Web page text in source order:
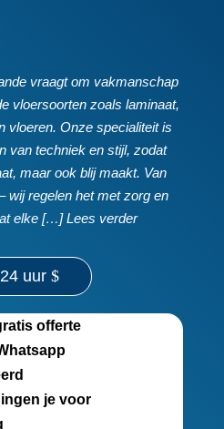
vraagt om vakmanschap
vloersoorten zoals laminaat,
vloeren.​ Onze specialiteit is
van techniek en stijl, zodat
maar ook blij maakt.​ Van
wij regelen het met zorg en
elke […] Lees verder
uur
offerte
je voor